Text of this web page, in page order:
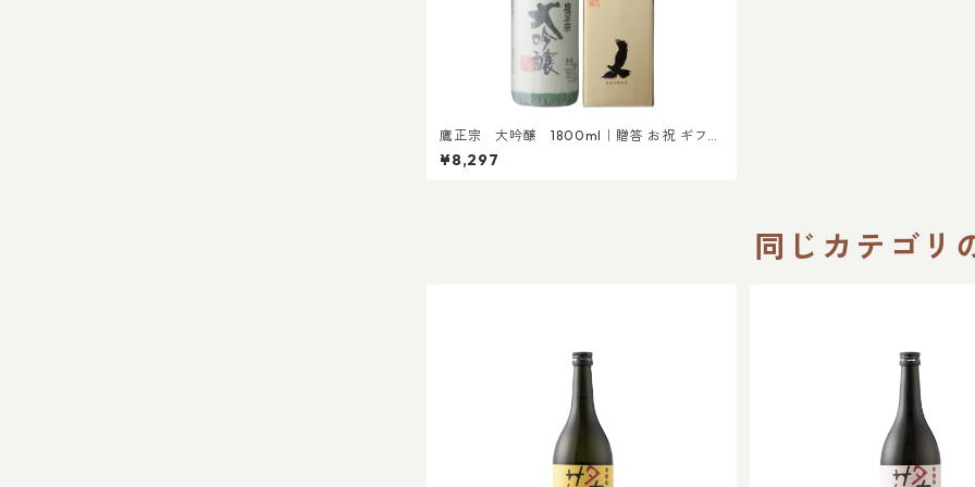
鷹正宗 大吟醸 1800ml｜贈答 お祝 ギフト
プレゼント 還暦 晩酌 父の日
¥8,297
同じカテゴリ